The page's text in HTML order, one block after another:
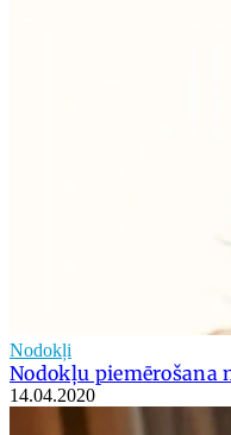
Nodokļi
Nodokļu
14.04.2020